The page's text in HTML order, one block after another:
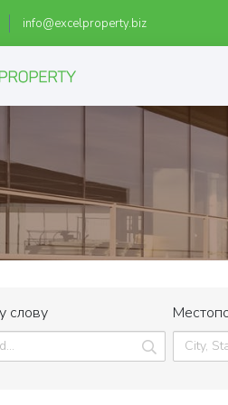
info@excelproperty.biz
слову